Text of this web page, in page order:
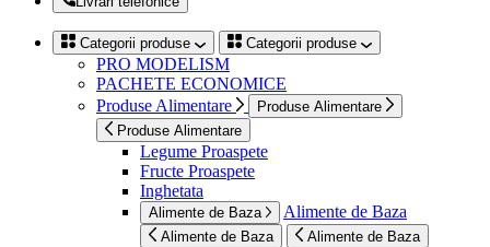
Categorii produse Categorii produse
PRO MODELISM
PACHETE ECONOMICE
Produse Alimentare
Produse Alimentare
Produse Alimentare
Legume Proaspete
Fructe Proaspete
Inghetata
Alimente de Baza Alimente de Baza
Alimente de Baza Alimente de Baza